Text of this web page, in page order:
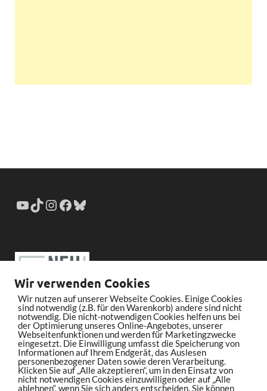
Wir verwenden Cookies
Wir nutzen auf unserer Webseite Cookies. Einige Cookies
sind notwendig (z.B. für den Warenkorb) andere sind nicht
notwendig. Die nicht-notwendigen Cookies helfen uns bei
der Optimierung unseres Online-Angebotes, unserer
Webseitenfunktionen und werden für Marketingzwecke
eingesetzt. Die Einwilligung umfasst die Speicherung von
Informationen auf Ihrem Endgerät, das Auslesen
personenbezogener Daten sowie deren Verarbeitung.
Klicken Sie auf „Alle akzeptieren“, um in den Einsatz von
nicht notwendigen Cookies einzuwilligen oder auf „Alle
ablehnen“, wenn Sie sich anders entscheiden. Sie können